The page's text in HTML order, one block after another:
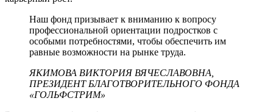
Наш фонд призывает к вниманию к вопросу
профессиональной ориентации подростков с
особыми потребностями, чтобы обеспечить им
равные возможности на рынке труда.
ЯКИМОВА ВИКТОРИЯ ВЯЧЕСЛАВОВНА,
ПРЕЗИДЕНТ БЛАГОТВОРИТЕЛЬНОГО ФОНДА
«ГОЛЬФСТРИМ»